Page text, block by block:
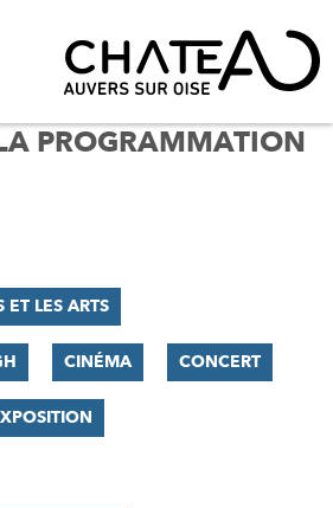
PROGRAMMATION
ET LES ARTS
CINÉMA CONCERT